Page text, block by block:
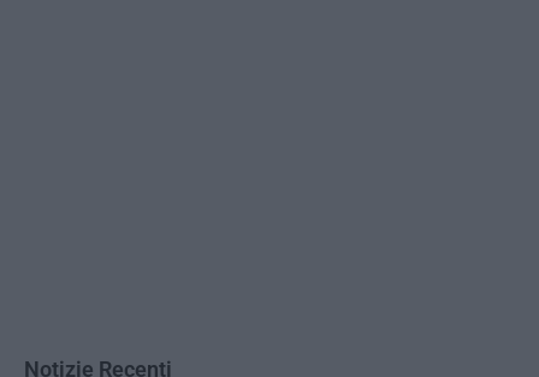
Notizie Recenti